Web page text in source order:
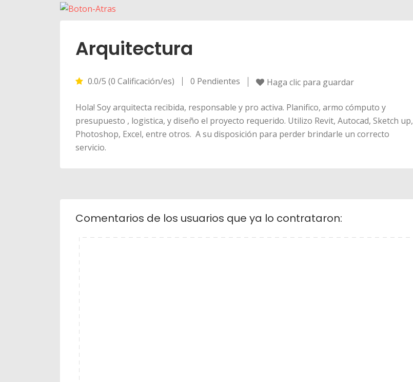
Arquitectura
0.0/5 (0 Calificación/es) 0 Pendientes Haga clic para guardar
Hola! Soy arquitecta recibida, responsable y pro activa. Planifico, armo cómputo y
presupuesto , logistica, y diseño el proyecto requerido. Utilizo Revit, Autocad, Sketch up,
Photoshop, Excel, entre otros. A su disposición para perder brindarle un correcto
servicio.
Comentarios de los usuarios que ya lo contrataron: